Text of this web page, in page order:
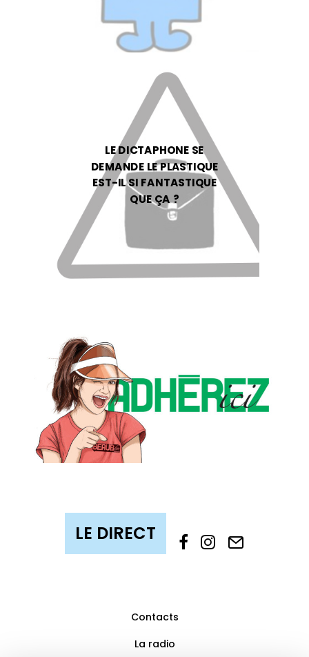
LE DICTAPHONE SE
DEMANDE LE PLASTIQUE
EST-IL SI FANTASTIQUE
QUE ÇA ?
Contacts
La radio